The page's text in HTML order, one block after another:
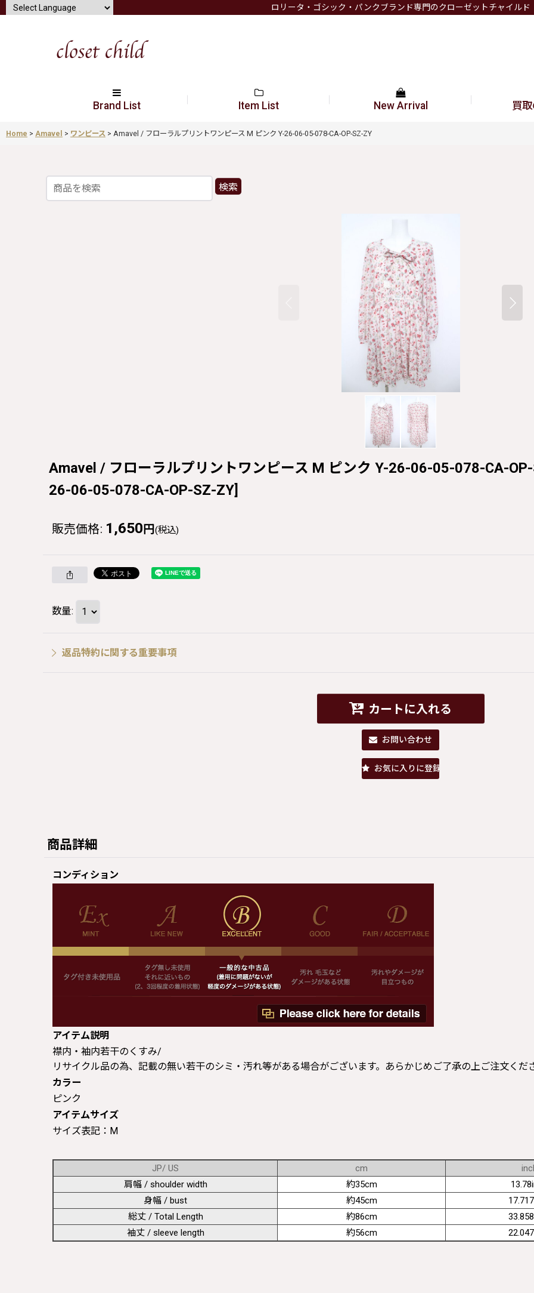
ロリータ・ゴシック・パンクブランド専門のクローゼットチャイルド
Brand List Item List New Arrival 買
Home > Amavel > ワンピース > Amavel / フローラルプリントワンピース M ピンク Y-26-06-05-078-CA-OP-SZ-ZY
検索
Amavel / フローラルプリントワンピース M ピンク Y-26-06-05-078-CA-
26-06-05-078-CA-OP-SZ-ZY]
販売価格: 1,650 円 (税込)
数量:
返品特約に関する重要事項
カートに入れる
お問い合わせ
お気に入りに登録
商品詳細
コンディション
アイテム説明
襟内・袖内若干のくすみ/
リサイクル品の為、記載の無い若干のシミ・汚れ等がある場合がございます。あらかじめご了承の上ご注文くだ
カラー
ピンク
アイテムサイズ
サイズ表記：M
JP/ US cm
肩幅 / shoulder width
約35cm
身幅 / bust
約45cm
総丈 / Total Length
約86cm
袖丈 / sleeve length
約56cm